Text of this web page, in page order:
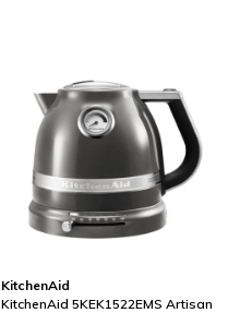
KitchenAid
KitchenAid 5KEK1522EMS Artisan